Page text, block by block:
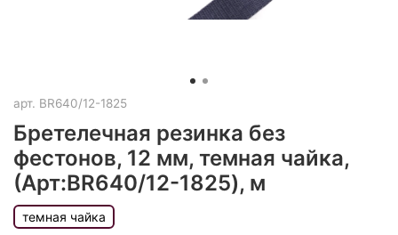
арт. BR640/12-1825
Бретелечная резинка без
фестонов, 12 мм, темная чайка,
(Арт:BR640/12-1825), м
темная чайка